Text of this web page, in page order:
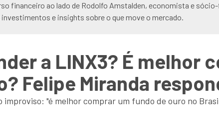
financeiro ao lado de Rodolfo Amstalden, economista e
e insights sobre o que move o mercado.
a LINX3? É melhor
Felipe Miranda
"é melhor comprar um fundo de ouro no